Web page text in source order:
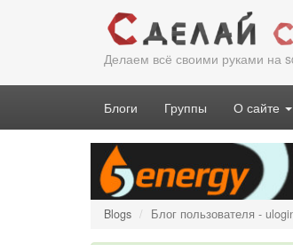
Делаем всё своими руками на
Блоги Группы О сайте
Blogs Блог пользователя -